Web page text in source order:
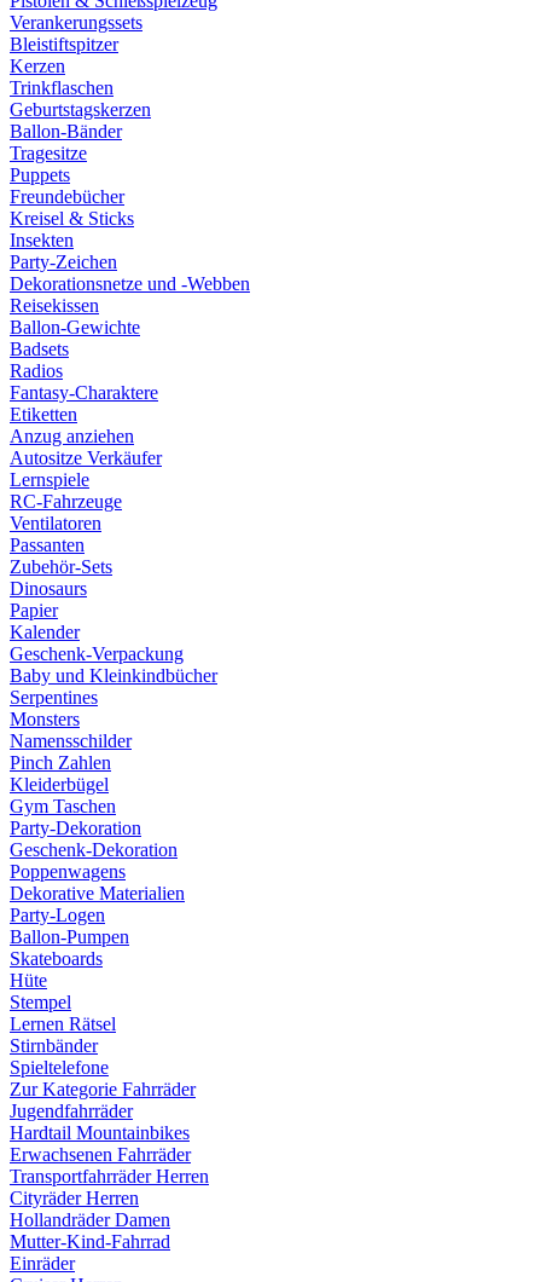
Verankerungssets
Bleistiftspitzer
Kerzen
Trinkflaschen
Geburtstagskerzen
Ballon-Bänder
Tragesitze
Puppets
Freundebücher
Kreisel & Sticks
Insekten
Party-Zeichen
Dekorationsnetze und -Webben
Reisekissen
Ballon-Gewichte
Badsets
Radios
Fantasy-Charaktere
Etiketten
Anzug anziehen
Autositze Verkäufer
Lernspiele
RC-Fahrzeuge
Ventilatoren
Passanten
Zubehör-Sets
Dinosaurs
Papier
Kalender
Geschenk-Verpackung
Baby und Kleinkindbücher
Serpentines
Monsters
Namensschilder
Pinch Zahlen
Kleiderbügel
Gym Taschen
Party-Dekoration
Geschenk-Dekoration
Poppenwagens
Dekorative Materialien
Party-Logen
Ballon-Pumpen
Skateboards
Hüte
Stempel
Lernen Rätsel
Stirnbänder
Spieltelefone
Zur Kategorie Fahrräder
Jugendfahrräder
Hardtail Mountainbikes
Erwachsenen Fahrräder
Transportfahrräder Herren
Cityräder Herren
Hollandräder Damen
Mutter-Kind-Fahrrad
Einräder